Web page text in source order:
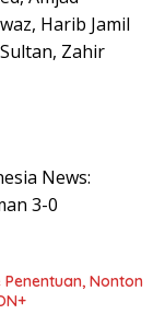
Harib Jamil
Zahir
News:
3-0
Penentuan, Nonton